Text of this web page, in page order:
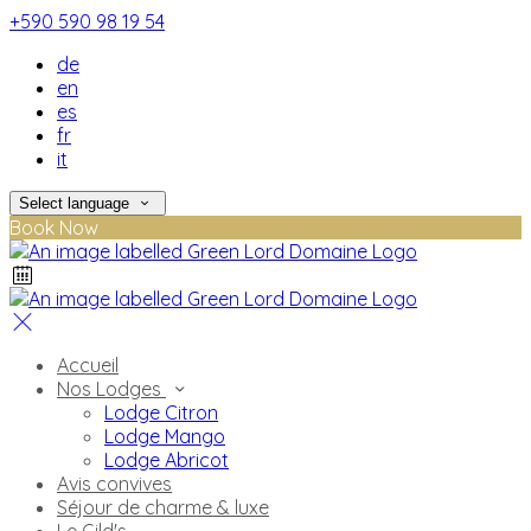
+590 590 98 19 54
de
en
es
fr
it
Select language
Book Now
Accueil
Nos Lodges
Lodge Citron
Lodge Mango
Lodge Abricot
Avis convives
Séjour de charme & luxe